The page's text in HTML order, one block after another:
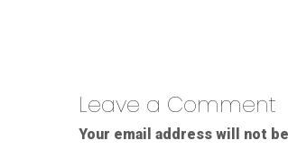
Leave a Comment
Your email address will not